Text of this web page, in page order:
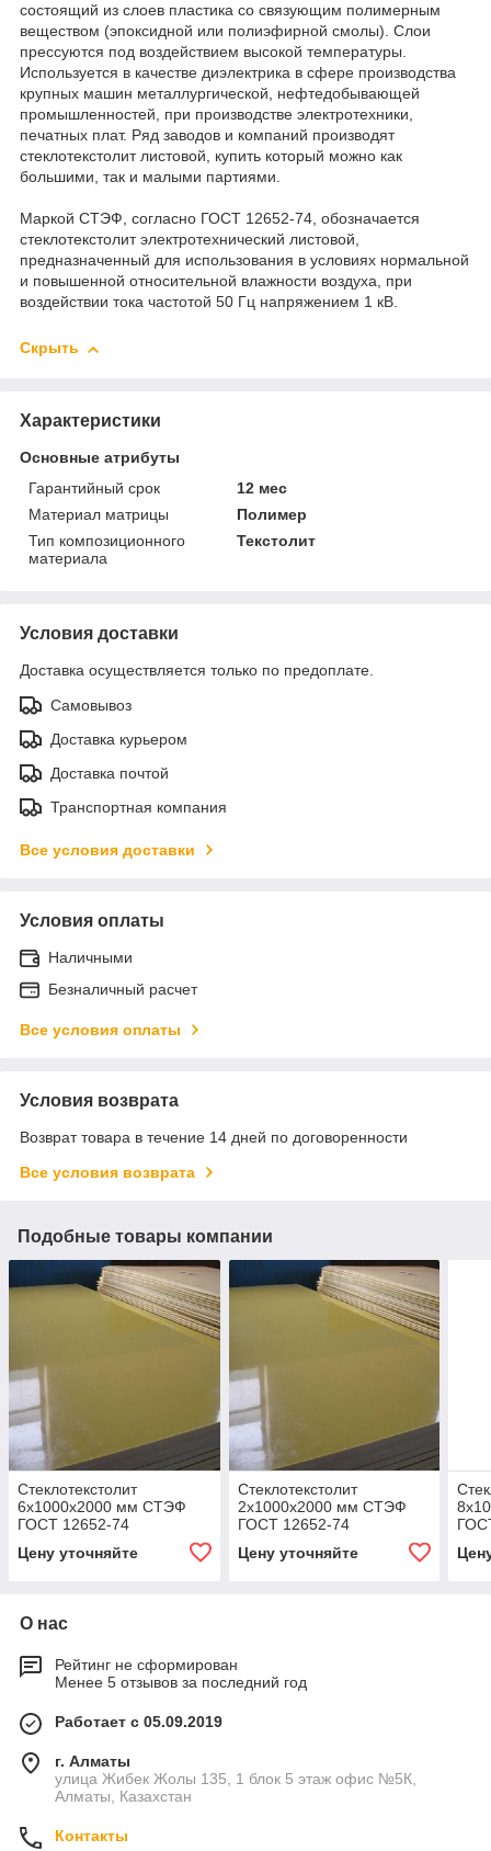
состоящий из слоев пластика со связующим полимерным
веществом (эпоксидной или полиэфирной смолы). Слои
прессуются под воздействием высокой температуры.
Используется в качестве диэлектрика в сфере производства
крупных машин металлургической, нефтедобывающей
промышленностей, при производстве электротехники,
печатных плат. Ряд заводов и компаний производят
стеклотекстолит листовой, купить который можно как
большими, так и малыми партиями.
Маркой СТЭФ, согласно ГОСТ 12652-74, обозначается
стеклотекстолит электротехнический листовой,
предназначенный для использования в условиях нормальной
и повышенной относительной влажности воздуха, при
воздействии тока частотой 50 Гц напряжением 1 кВ.
Скрыть
Характеристики
Основные атрибуты
Гарантийный срок
12 мес
Материал матрицы
Полимер
Тип композиционного
материала
Текстолит
Условия доставки
Доставка осуществляется только по предоплате.
Самовывоз
Доставка курьером
Доставка почтой
Транспортная компания
Все условия доставки
Условия оплаты
Наличными
Безналичный расчет
Все условия оплаты
Условия возврата
Возврат товара в течение 14 дней по договоренности
Все условия возврата
Подобные товары компании
Стеклотекстолит
6x1000x2000 мм СТЭФ
ГОСТ 12652-74
Цену уточняйте
Стеклотекстолит
2x1000x2000 мм СТЭФ
ГОСТ 12652-74
Цену уточняйте
О нас
Рейтинг не сформирован
Менее 5 отзывов за последний год
Работает с 05.09.2019
г. Алматы
улица Жибек Жолы 135, 1 блок 5 этаж офис №5К,
Алматы, Казахстан
Контакты